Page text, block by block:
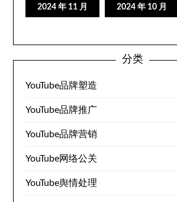
2024 年 11 月 2024 年 10 月
分类
YouTube品牌塑造
YouTube品牌推广
YouTube品牌营销
YouTube网络公关
YouTube舆情处理